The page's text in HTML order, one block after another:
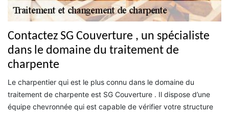
Contactez SG Couverture , un spécialiste
dans le domaine du traitement de
charpente
Le charpentier qui est le plus connu dans le domaine du
traitement de charpente est SG Couverture . Il dispose d’une
équipe chevronnée qui est capable de vérifier votre structure